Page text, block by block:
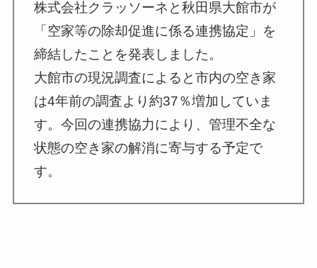
株式会社クラッソーネと秋田県大館市が
「空家等の除却促進に係る連携協定」を
締結したことを発表しました。
大館市の現況調査によると市内の空き家
は4年前の調査より約37％増加していま
す。今回の連携協力により、管理不全な
状態の空き家の解消に寄与する予定で
す。